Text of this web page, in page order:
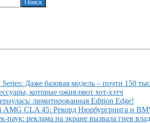
Даже базовая модель – почти 150
которые оживляют хот-хэтч
лимитированная Edition Edge!
AMG CLA 45: Рекорд Нюрбургринга и
паук: реклама на экране вызвала гнев